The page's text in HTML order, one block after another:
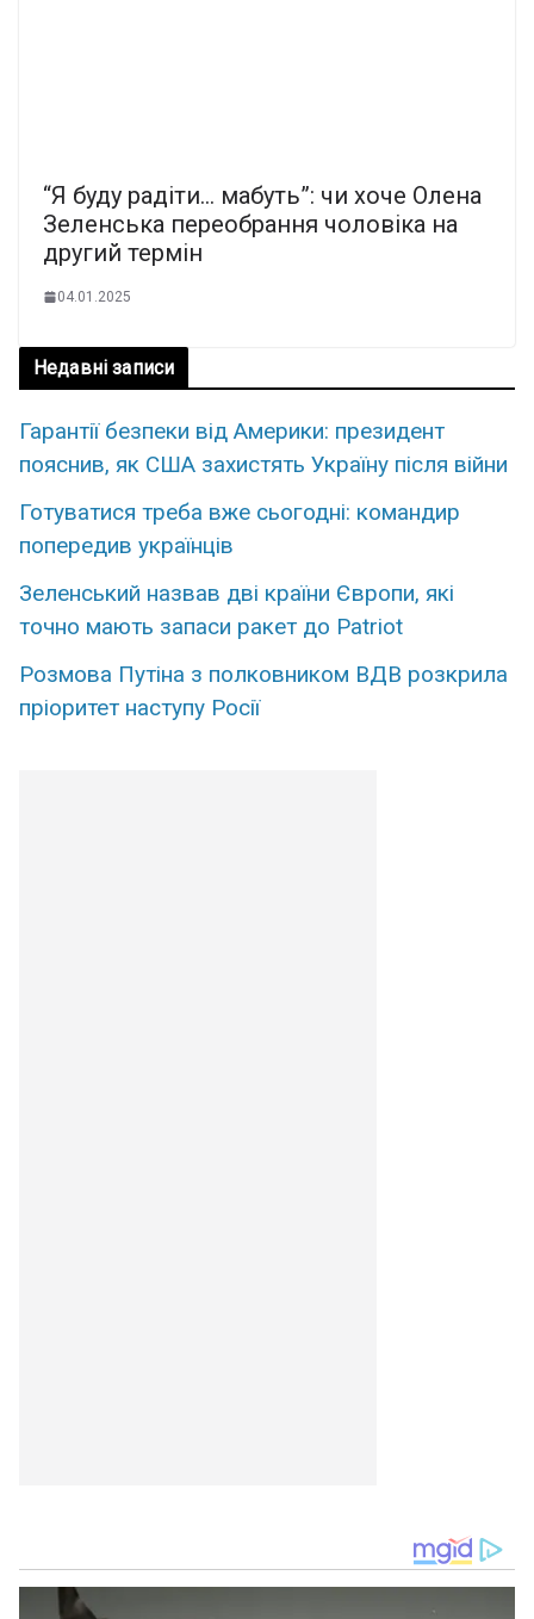
“Я буду радіти… мабуть”: чи хоче Олена
Зеленська переобрання чоловіка на
другий термін
04.01.2025
Недавні записи
Гарантії безпеки від Америки: президент
пояснив, як США захистять Україну після війни
Готуватися треба вже сьогодні: командир
попередив українців
Зеленський назвав дві країни Європи, які
точно мають запаси ракет до Patriot
Розмова Путіна з полковником ВДВ розкрила
пріоритет наступу Росії